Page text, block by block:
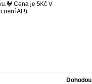
Cena je 5Kč V
není AI !)
Dohodou